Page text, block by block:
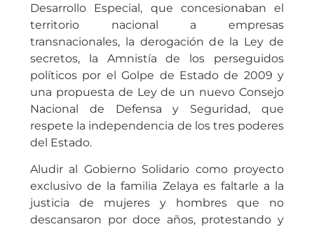
Desarrollo Especial, que concesionaban el
territorio nacional a empresas
transnacionales, la derogación de la Ley de
secretos, la Amnistía de los perseguidos
políticos por el Golpe de Estado de 2009 y
una propuesta de Ley de un nuevo Consejo
Nacional de Defensa y Seguridad, que
respete la independencia de los tres poderes
del Estado.
Aludir al Gobierno Solidario como proyecto
exclusivo de la familia Zelaya es faltarle a la
justicia de mujeres y hombres que no
descansaron por doce años, protestando y